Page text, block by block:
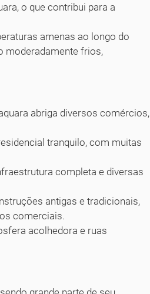
o que contribui para a
amenas ao longo do
moderadamente frios,
abriga diversos comércios,
tranquilo, com muitas
completa e diversas
antigas e tradicionais,
comerciais.
acolhedora e ruas